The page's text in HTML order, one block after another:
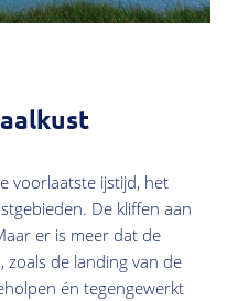
voorlaatste ijstijd, het
De kliffen aan
er is meer dat de
zoals de landing van de
én tegengewerkt